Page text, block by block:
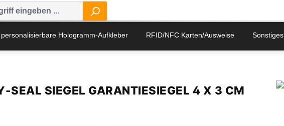
personalisierbare Hologramm-Aufkleber RFID/NFC Karten/Ausweise Sonstiges
SEAL SIEGEL GARANTIESIEGEL 4 X 3 CM